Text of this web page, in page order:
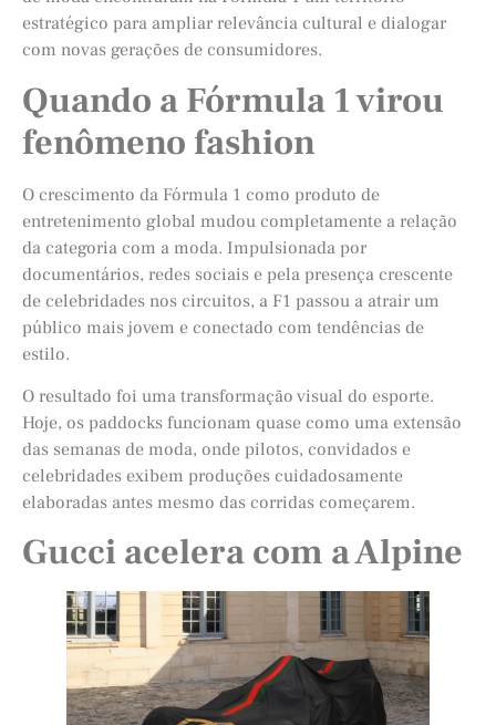
estratégico para ampliar relevância cultural e dialogar
com novas gerações de consumidores.
Quando a Fórmula 1 virou
fenômeno fashion
O crescimento da Fórmula 1 como produto de
entretenimento global mudou completamente a relação
da categoria com a moda. Impulsionada por
documentários, redes sociais e pela presença crescente
de celebridades nos circuitos, a F1 passou a atrair um
público mais jovem e conectado com tendências de
estilo.
O resultado foi uma transformação visual do esporte.
Hoje, os paddocks funcionam quase como uma extensão
das semanas de moda, onde pilotos, convidados e
celebridades exibem produções cuidadosamente
elaboradas antes mesmo das corridas começarem.
Gucci acelera com a Alpine